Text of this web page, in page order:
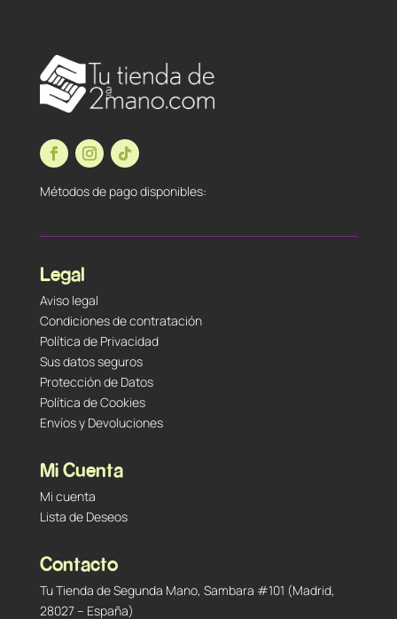
Métodos de pago disponibles:
Legal
Aviso legal
Condiciones de contratación
Política de Privacidad
Sus datos seguros
Protección de Datos
Política de Cookies
Envíos y Devoluciones
Mi Cuenta
Mi cuenta
Lista de Deseos
Contacto
Tu Tienda de Segunda Mano, Sambara #101 (Madrid,
28027 – España)